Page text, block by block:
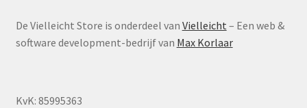
De Vielleicht Store is onderdeel van Vielleicht – Een web &
software development-bedrijf van Max Korlaar
KvK: 85995363